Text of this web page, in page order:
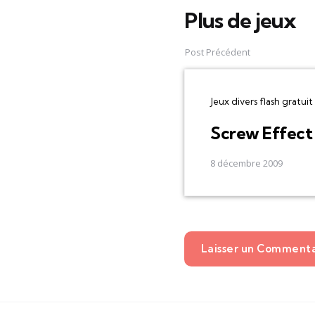
Plus de jeux
Post
navigation
Post Précédent
Jeux divers flash gratuit
Screw Effect
8 décembre 2009
Laisser un